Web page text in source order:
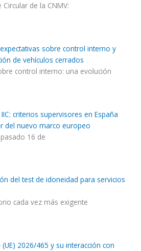
de la CNMV:
sobre control interno y
de vehículos cerrados
control interno: una evolución
criterios supervisores en España
del nuevo marco europeo
16 de
del test de idoneidad para servicios
cada vez más exigente
2026/465 y su interacción con